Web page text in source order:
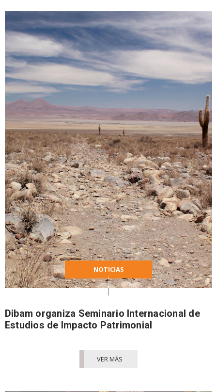
NOTICIAS
Dibam organiza Seminario Internacional de
Estudios de Impacto Patrimonial
VER MÁS